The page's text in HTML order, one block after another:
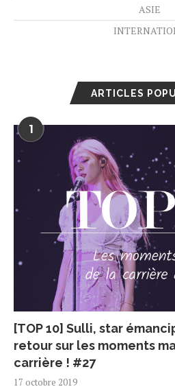
ASIE
ARTICLES
1
[TOP 10] Sulli, star
retour sur les moments
carrière ! #27
17 octobre 2019